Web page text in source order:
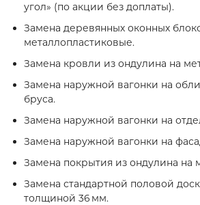
угол» (по акции без доплаты).
Замена деревянных оконных
металлопластиковые.
Замена кровли из ондулина на
Замена наружной вагонки на
бруса.
Замена наружной вагонки на
Замена наружной вагонки на
Замена покрытия из ондулина на
Замена стандартной половой
толщиной 36 мм.